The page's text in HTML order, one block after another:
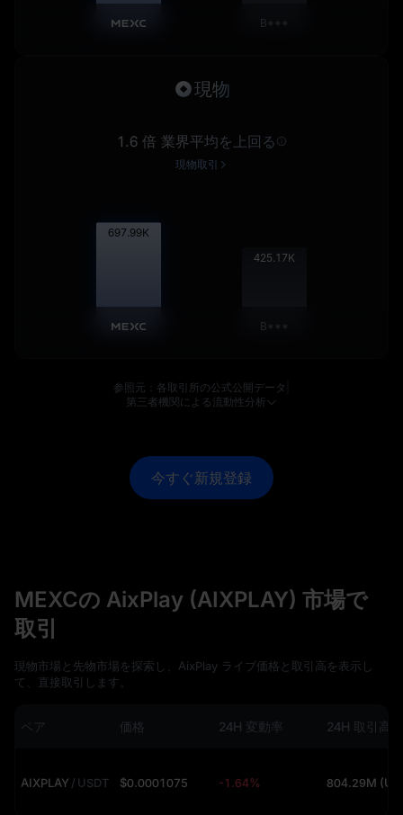
B***
現物
1.6 倍 業界平均を上回る
現物取引
698.86K
425.70K
B***
参照元：各取引所の公式公開データ
第三者機関による流動性分析
今すぐ新規登録
MEXCの AixPlay (AIXPLAY) 市場で
取引
現物市場と先物市場を探索し、AixPlay ライブ価格と取引高を表示し
て、直接取引します。
ペア 価格 24H 変動率 24H 取引高
AIXPLAY / USDT $0.0001075 -1.64%